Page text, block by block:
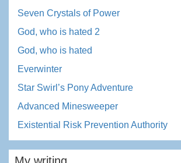
Seven Crystals of Power
God, who is hated 2
God, who is hated
Everwinter
Star Swirl’s Pony Adventure
Advanced Minesweeper
Existential Risk Prevention Authority